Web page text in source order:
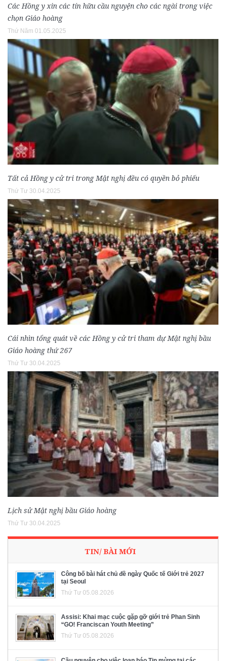
Các Hồng y xin các tín hữu cầu nguyện cho các ngài trong việc
chọn Giáo hoàng
Thứ Năm 01.05.2025
Tất cả Hồng y cử tri trong Mật nghị đều có quyền bỏ phiếu
Thứ Tư 30.04.2025
Cái nhìn tổng quát về các Hồng y cử tri tham dự Mật nghị bầu
Giáo hoàng thứ 267
Thứ Tư 30.04.2025
Lịch sử Mật nghị bầu Giáo hoàng
Thứ Tư 30.04.2025
TIN/ BÀI MỚI
Công bố bài hát chủ đề ngày Quốc tế Giới trẻ 2027
tại Seoul
Thứ Tư 05.08.2026
Assisi: Khai mạc cuộc gặp gỡ giới trẻ Phan Sinh
“GO! Franciscan Youth Meeting”
Thứ Tư 05.08.2026